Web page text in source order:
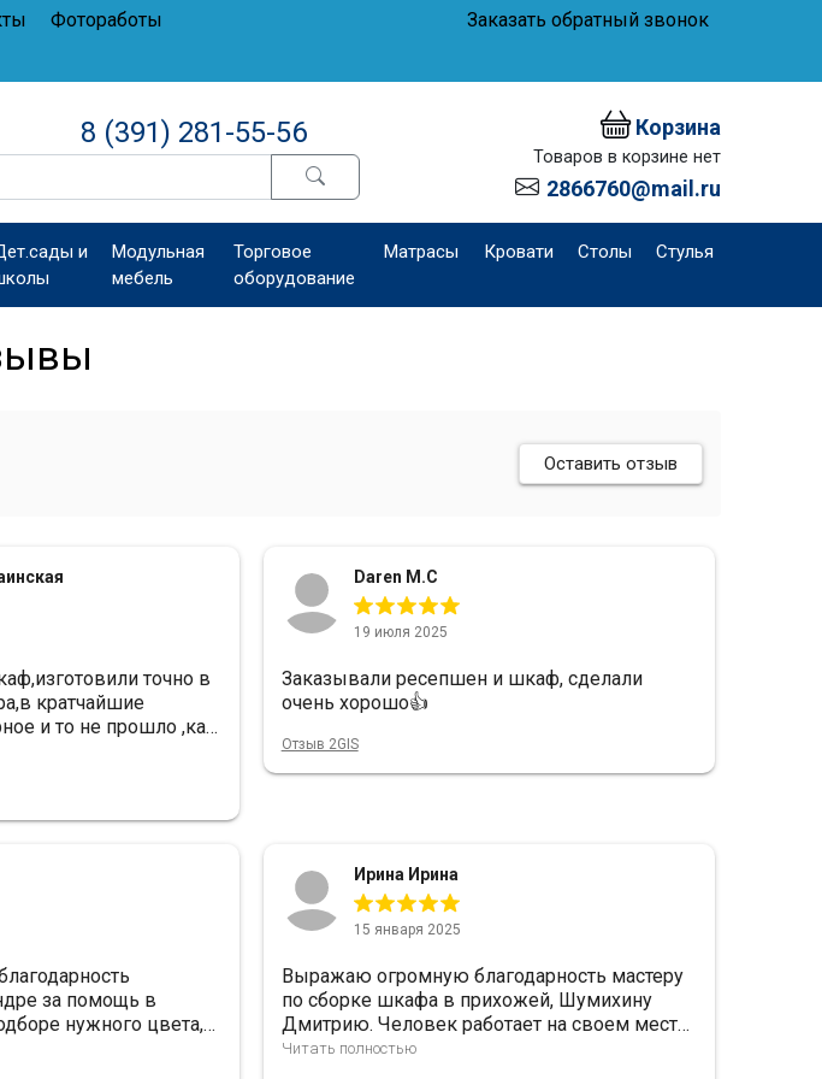
Фотоработы
Заказать обратный звонок
8 (391) 281-55-56 Корзина
Товаров в корзине нет
2866760@mail.ru
и
Модульная
мебель
Торговое
оборудование
Матрасы Кровати Столы Стулья
Оставить отзыв
точно в
кратчайшие
и то не прошло ,как
как хотели,без
дороже и размеры
был нестандартный
как
Работала с
большое 🤗
Daren M.C
19 июля 2025
Заказывали ресепшен и шкаф, сделали
очень хорошо👍
Отзыв 2GIS
за помощь в
нужного цвета,
за оперативное
Ирина Ирина
15 января 2025
Выражаю огромную благодарность мастеру
по сборке шкафа в прихожей, Шумихину
Дмитрию. Человек работает на своем месте,
делает работу аккуратно, быстро и
Читать полностью